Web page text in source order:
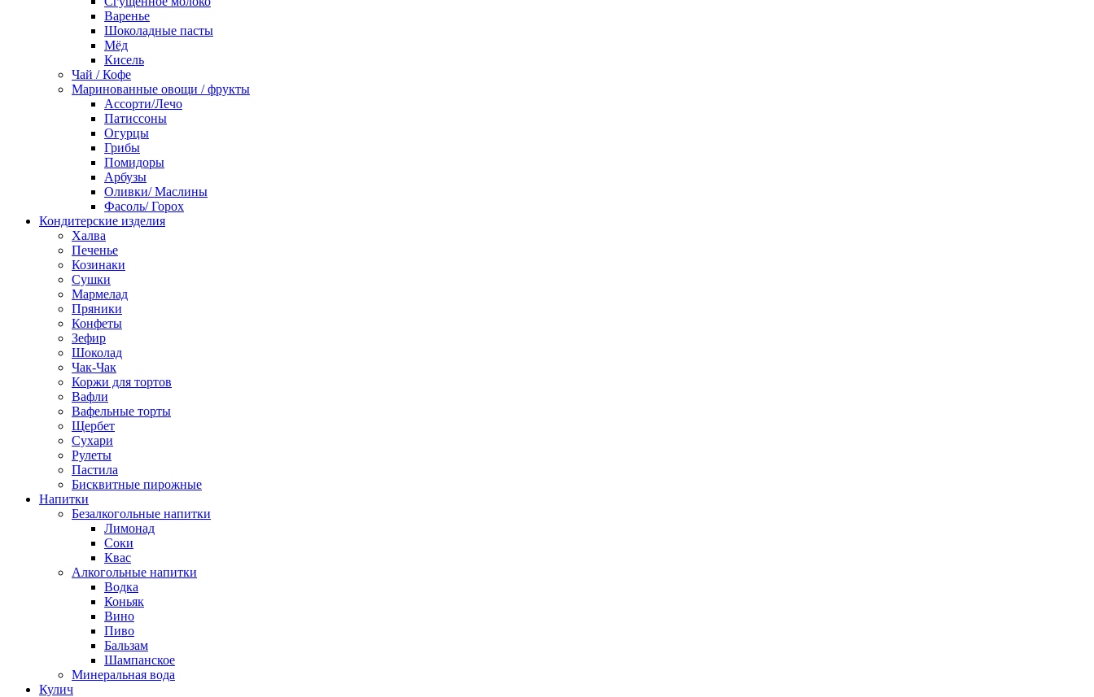
Варенье
Шоколадные пасты
Мёд
Кисель
Чай / Кофе
Маринованные овощи / фрукты
Ассорти/Лечо
Патиссоны
Огурцы
Грибы
Помидоры
Арбузы
Оливки/ Маслины
Фасоль/ Горох
Кондитерские изделия
Халва
Печенье
Козинаки
Сушки
Мармелад
Пряники
Конфеты
Зефир
Шоколад
Чак-Чак
Коржи для тортов
Вафли
Вафельные торты
Щербет
Сухари
Рулеты
Пастила
Бисквитные пирожные
Напитки
Безалкогольные напитки
Лимонад
Соки
Квас
Алкогольные напитки
Водка
Коньяк
Вино
Пиво
Бальзам
Шампанское
Минеральная вода
Кулич